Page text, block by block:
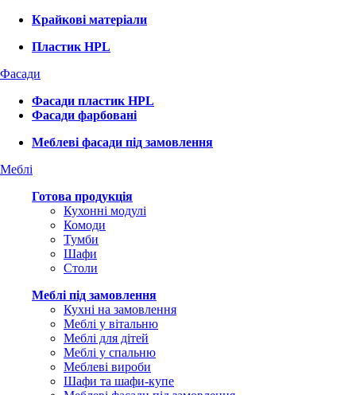
Крайкові матеріали
Пластик HPL
Фасади
Фасади пластик HPL
Фасади фарбовані
Меблеві фасади під замовлення
Меблі
Готова продукція
Кухонні модулі
Комоди
Тумби
Шафи
Столи
Меблі під замовлення
Кухні на замовлення
Меблі у вітальню
Меблі для дітей
Меблі у спальню
Меблеві вироби
Шафи та шафи-купе